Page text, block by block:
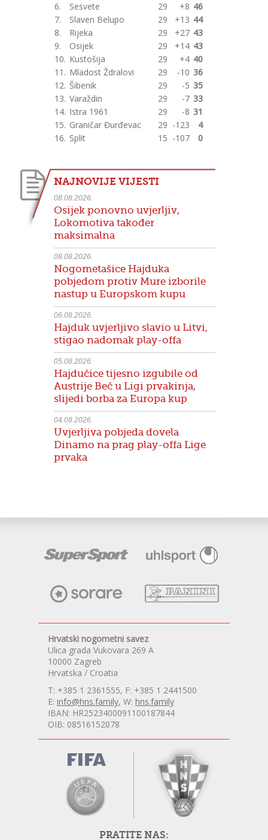
6.
Sesvete 29 +8 46
7.
Slaven Belupo 29 +13 44
8.
Rijeka 29 +27 43
9.
Osijek 29 +14 43
10. Kustošija 29 +4 40
11. Mladost Ždralovi 29 -10 36
12. Šibenik 29 -5 35
13. Varaždin 29 -7 33
14. Istra 1961 29 -8 31
15. Graničar Đurđevac 29 -123
4
16. Split 15 -107 0
NAJNOVIJE VIJESTI
08.08.2026.
Osijek ponovno uvjerljiv,
Lokomotiva također
maksimalna
08.08.2026.
Nogometašice Hajduka
pobjedom protiv Mure izborile
nastup u Europskom kupu
06.08.2026.
Hajduk uvjerljivo slavio u Litvi,
stigao nadomak play-offa
05.08.2026.
Hajdučice tijesno izgubile od
Austrije Beč u Ligi prvakinja,
slijedi borba za Europa kup
04.08.2026.
Uvjerljiva pobjeda dovela
Dinamo na prag play-offa Lige
prvaka
Hrvatski nogometni savez
Ulica grada Vukovara 269 A
10000 Zagreb
Hrvatska / Croatia
T: +385 1 2361555, F: +385 1 2441500
E: info@hns.family, W: hns.family
IBAN: HR2523400091100187844
OIB: 08516152078
PRATITE NAS: